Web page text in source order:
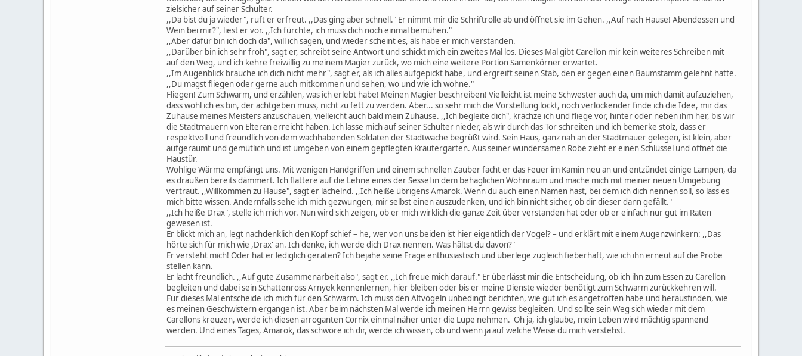
zielsicher auf seiner Schulter.
,,Da bist du ja wieder", ruft er erfreut. ,,Das ging aber schnell." Er nimmt mir die Schriftrolle ab und öffnet sie im Gehen. ,,Auf nach Hause! Abendessen und
Wein bei mir?", liest er vor. ,,Ich fürchte, ich muss dich noch einmal bemühen."
,,Aber dafür bin ich doch da", will ich sagen, und wieder scheint es, als habe er mich verstanden.
,,Darüber bin ich sehr froh", sagt er, schreibt seine Antwort und schickt mich ein zweites Mal los. Dieses Mal gibt Carellon mir kein weiteres Schreiben mit
auf den Weg, und ich kehre freiwillig zu meinem Magier zurück, wo mich eine weitere Portion Samenkörner erwartet.
,,Im Augenblick brauche ich dich nicht mehr", sagt er, als ich alles aufgepickt habe, und ergreift seinen Stab, den er gegen einen Baumstamm gelehnt hatte.
,,Du magst fliegen oder gerne auch mitkommen und sehen, wo und wie ich wohne."
Fliegen! Zum Schwarm, und erzählen, was ich erlebt habe! Meinen Magier beschreiben! Vielleicht ist meine Schwester auch da, um mich damit aufzuziehen,
dass wohl ich es bin, der achtgeben muss, nicht zu fett zu werden. Aber... so sehr mich die Vorstellung lockt, noch verlockender finde ich die Idee, mir das
Zuhause meines Meisters anzuschauen, vielleicht auch bald mein Zuhause. ,,Ich begleite dich", krächze ich und fliege vor, hinter oder neben ihm her, bis wir
die Stadtmauern von Elteran erreicht haben. Ich lasse mich auf seiner Schulter nieder, als wir durch das Tor schreiten und ich bemerke stolz, dass er
respektvoll und freundlich von dem wachhabenden Soldaten der Stadtwache begrüßt wird. Sein Haus, ganz nah an der Stadtmauer gelegen, ist klein, aber
aufgeräumt und gemütlich und ist umgeben von einem gepflegten Kräutergarten. Aus seiner wundersamen Robe zieht er einen Schlüssel und öffnet die
Haustür.
Wohlige Wärme empfängt uns. Mit wenigen Handgriffen und einem schnellen Zauber facht er das Feuer im Kamin neu an und entzündet einige Lampen, da
es draußen bereits dämmert. Ich flattere auf die Lehne eines der Sessel in dem behaglichen Wohnraum und mache mich mit meiner neuen Umgebung
vertraut. ,,Willkommen zu Hause", sagt er lächelnd. ,,Ich heiße übrigens Amarok. Wenn du auch einen Namen hast, bei dem ich dich nennen soll, so lass es
mich bitte wissen. Andernfalls sehe ich mich gezwungen, mir selbst einen auszudenken, und ich bin nicht sicher, ob dir dieser dann gefällt."
,,Ich heiße Drax", stelle ich mich vor. Nun wird sich zeigen, ob er mich wirklich die ganze Zeit über verstanden hat oder ob er einfach nur gut im Raten
gewesen ist.
Er blickt mich an, legt nachdenklich den Kopf schief – he, wer von uns beiden ist hier eigentlich der Vogel? – und erklärt mit einem Augenzwinkern: ,,Das
hörte sich für mich wie ,Drax' an. Ich denke, ich werde dich Drax nennen. Was hältst du davon?"
Er versteht mich! Oder hat er lediglich geraten? Ich bejahe seine Frage enthusiastisch und überlege zugleich fieberhaft, wie ich ihn erneut auf die Probe
stellen kann.
Er lacht freundlich. ,,Auf gute Zusammenarbeit also", sagt er. ,,Ich freue mich darauf." Er überlässt mir die Entscheidung, ob ich ihn zum Essen zu Carellon
begleiten und dabei sein Schattenross Arnyek kennenlernen, hier bleiben oder bis er meine Dienste wieder benötigt zum Schwarm zurückkehren will.
Für dieses Mal entscheide ich mich für den Schwarm. Ich muss den Altvögeln unbedingt berichten, wie gut ich es angetroffen habe und herausfinden, wie
es meinen Geschwistern ergangen ist. Aber beim nächsten Mal werde ich meinen Herrn gewiss begleiten. Und sollte sein Weg sich wieder mit dem
Carellons kreuzen, werde ich diesen arroganten Cornix einmal näher unter die Lupe nehmen. Oh ja, ich glaube, mein Leben wird mächtig spannend
werden. Und eines Tages, Amarok, das schwöre ich dir, werde ich wissen, ob und wenn ja auf welche Weise du mich verstehst.